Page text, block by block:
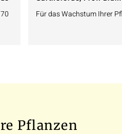
Für das Wachstum Ihrer
Pflanzen